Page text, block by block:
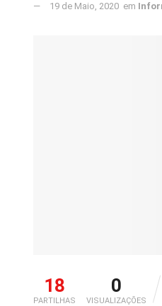
19 de Maio, 2020 em
18
PARTILHAS
0
VISUALIZAÇÕES